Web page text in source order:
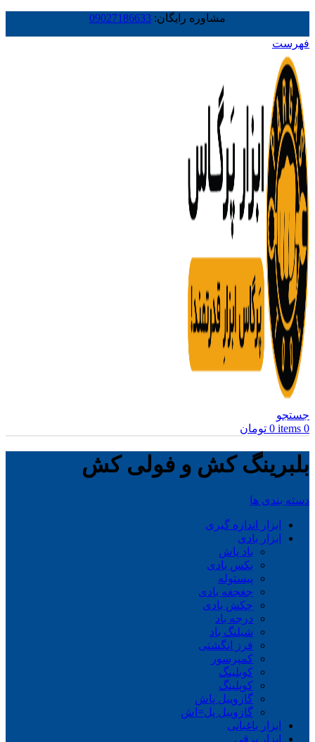
مشاوره رایگان: 09027186633
فهرست
جستجو
0
items
0 تومان
بلبرینگ کش و فولی کش
دسته بندی ها
ابزار اندازه گیری
ابزار بادی
باد پاش
بکس بادی
پیستوله
جغجغه بادی
چکش بادی
درجه باد
شیلنگ باد
فرز انگشتی
کمپرسور
کوبلینگ
کوپلینگ
گازوییل پاش
گازوییل پل=اش
ابزار باغبانی
ابزار برقی